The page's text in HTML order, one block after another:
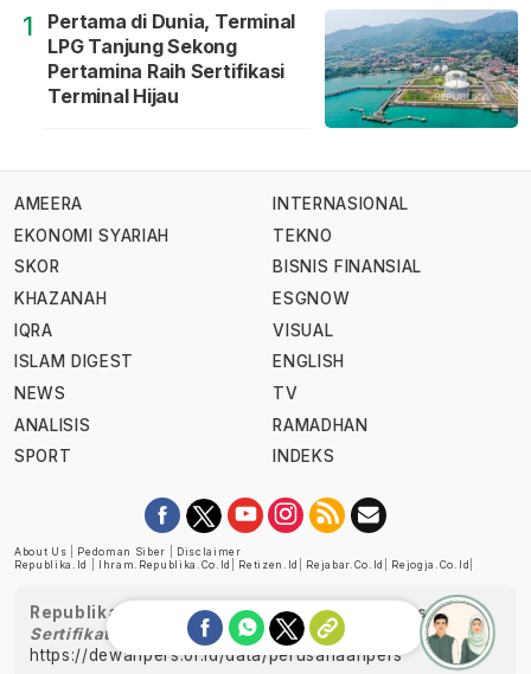
1
Pertama di Dunia, Terminal
LPG Tanjung Sekong
Pertamina Raih Sertifikasi
Terminal Hijau
AMEERA
EKONOMI SYARIAH
SKOR
KHAZANAH
IQRA
ISLAM DIGEST
NEWS
ANALISIS
SPORT
INTERNASIONAL
TEKNO
BISNIS FINANSIAL
ESGNOW
VISUAL
ENGLISH
TV
RAMADHAN
INDEKS
About Us Pedoman Siber
Disclaimer
Republika.id
Ihram.republika.co.id Retizen.id Rejabar.co.id Rejogja.co.id
Republika telah diverifikasi oleh Dewan Pers
Sertifikat Nomor 1058/DP-Verifikasi/K/XII/2022
https://dewanpers.or.id/data/perusahaanpers